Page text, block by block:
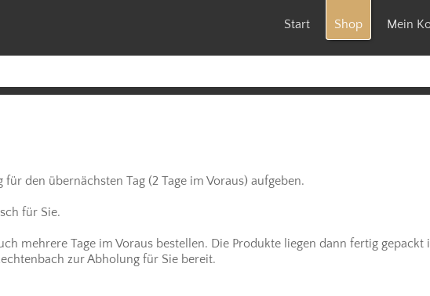
Start Shop Mein
den übernächsten Tag (2 Tage im Voraus) aufgeben.
für Sie.
mehrere Tage im Voraus bestellen. Die Produkte liegen dann fertig
zur Abholung für Sie bereit.